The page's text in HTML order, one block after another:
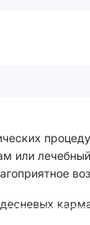
или